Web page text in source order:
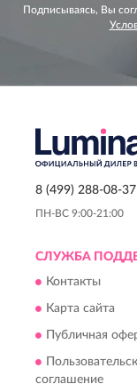
Подписываясь, Вы
8 (499) 288-08-37
ПН-ВС 9:00-21:00
СЛУЖБА
Контакты
Карта сайта
Публичная
соглашение